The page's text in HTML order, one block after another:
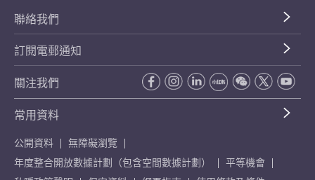
聯絡我們
訂閱電郵通知
關注我們
常用資料
公開資料
無障礙瀏覽
年度整合開放數據計劃（包含空間數據計劃）
平等機會